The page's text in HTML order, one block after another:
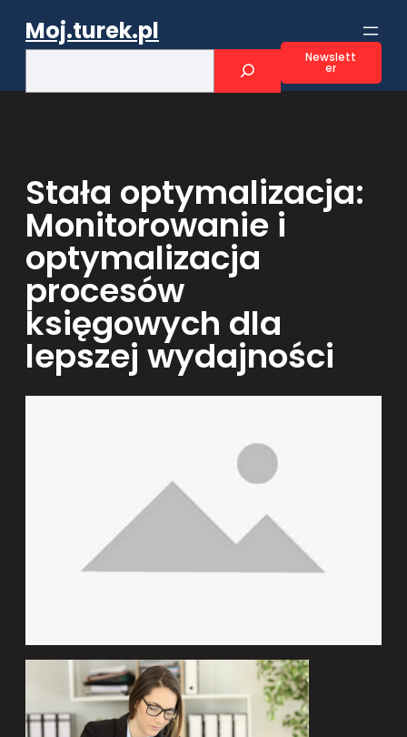
Moj.turek.pl
h
Newslett
er
Stała optymalizacja:
Monitorowanie i
optymalizacja
procesów
księgowych dla
lepszej wydajności